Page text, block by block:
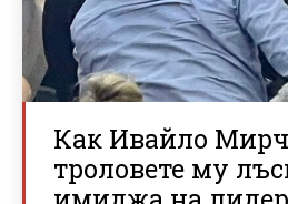
Как Ивайло
троловете му